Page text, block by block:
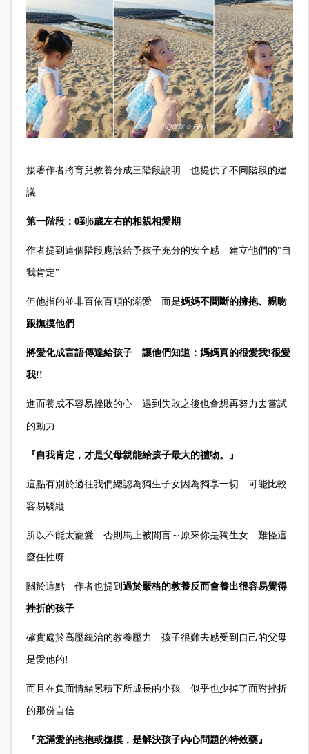
接著作者將育兒教養分成三階段說明 也提供了不同階段的建
議
第一階段：0到6歲左右的相親相愛期
作者提到這個階段應該給予孩子充分的安全感 建立他們的"自
我肯定"
但他指的並非百依百順的溺愛 而是媽媽不間斷的擁抱、親吻
跟撫摸他們
將愛化成言語傳達給孩子 讓他們知道：媽媽真的很愛我!很愛
我!!
進而養成不容易挫敗的心 遇到失敗之後也會想再努力去嘗試
的動力
『自我肯定，才是父母親能給孩子最大的禮物。』
這點有別於過往我們總認為獨生子女因為獨享一切 可能比較
容易驕縱
所以不能太寵愛 否則馬上被閒言～原來你是獨生女 難怪這
麼任性呀
關於這點 作者也提到 過於嚴格的教養反而會養出很容易覺得
挫折的孩子
確實處於高壓統治的教養壓力 孩子很難去感受到自己的父母
是愛他的!
而且在負面情緒累積下所成長的小孩 似乎也少掉了面對挫折
的那份自信
『充滿愛的抱抱或撫摸，是解決孩子內心問題的特效藥』